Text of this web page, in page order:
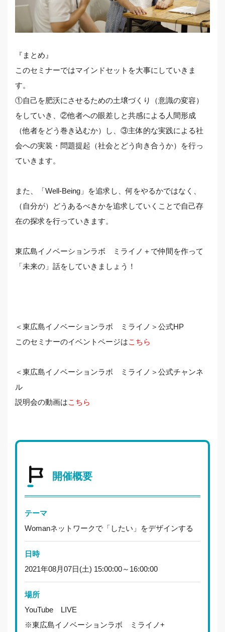
『まとめ』
このセミナーではマインドセットを大事にしていきま
す。
①自己を肥沃にさせるための土壌づくり（意識の変容）
をしていき、②他者への眼差しと共感による人間形成
（他者をどう巻き込むか）し、③主体的な実践による社
会への実装・問題提起（社会とどう向き合うか）を行っ
ていきます。
また、「Well-Being」を追求し、何をやるかではなく、
（自分が）どうあるべきかを追求していくことで自己存
在の探求を行っていきます。
東広島イノベーションラボ ミライノ＋で仲間を作って
「未来の」話をしていきましょう！
＜東広島イノベーションラボ ミライノ＞公式HP
このセミナーのイベントページはこちら
＜東広島イノベーションラボ ミライノ＞公式チャンネ
ル
説明会の動画はこちら
開催概要
テーマ
Womanネットワークで「したい」をデザインする
日時
2021年08月07日(土) 15:00:00～16:00:00
場所
YouTube LIVE
※東広島イノベーションラボ ミライノ+